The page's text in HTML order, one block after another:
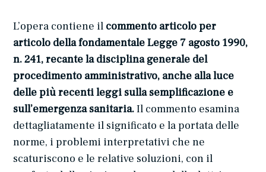
L’opera contiene il commento articolo per
articolo della fondamentale Legge 7 agosto 1990,
n. 241, recante la disciplina generale del
procedimento amministrativo, anche alla luce
delle più recenti leggi sulla semplificazione e
sull’emergenza sanitaria.Il commento esamina
dettagliatamente il significato e la portata delle
norme, i problemi interpretativi che ne
scaturiscono e le relative soluzioni, con il